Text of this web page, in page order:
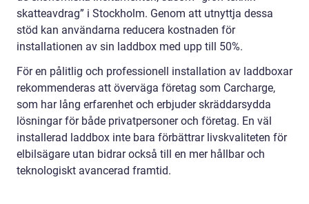
skatteavdrag” i Stockholm. Genom att utnyttja dessa
stöd kan användarna reducera kostnaden för
installationen av sin laddbox med upp till 50%.
För en pålitlig och professionell installation av laddboxar
rekommenderas att överväga företag som Carcharge,
som har lång erfarenhet och erbjuder skräddarsydda
lösningar för både privatpersoner och företag. En väl
installerad laddbox inte bara förbättrar livskvaliteten för
elbilsägare utan bidrar också till en mer hållbar och
teknologiskt avancerad framtid.